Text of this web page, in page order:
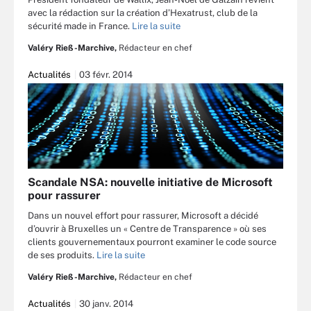
avec la rédaction sur la création d’Hexatrust, club de la
sécurité made in France. Lire la suite
Valéry Rieß-Marchive, Rédacteur en chef
Actualités 03 févr. 2014
Scandale NSA: nouvelle initiative de Microsoft
pour rassurer
Dans un nouvel effort pour rassurer, Microsoft a décidé
d’ouvrir à Bruxelles un « Centre de Transparence » où ses
clients gouvernementaux pourront examiner le code source
de ses produits. Lire la suite
Valéry Rieß-Marchive, Rédacteur en chef
Actualités 30 janv. 2014